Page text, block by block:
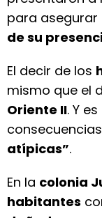
para asegurar
de su
El decir de los
mismo que el
Oriente II. Y
atípicas”.
En la colonia
habitantes